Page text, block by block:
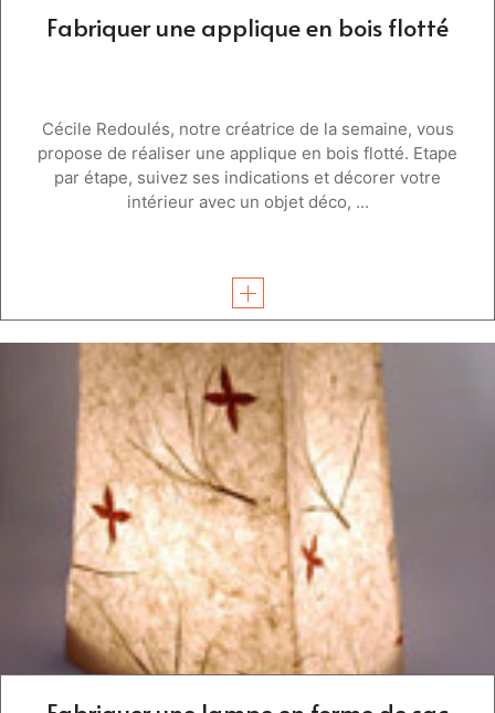
Fabriquer une applique en bois flotté
Cécile Redoulés, notre créatrice de la semaine, vous
propose de réaliser une applique en bois flotté. Etape
par étape, suivez ses indications et décorer votre
intérieur avec un objet déco, ...